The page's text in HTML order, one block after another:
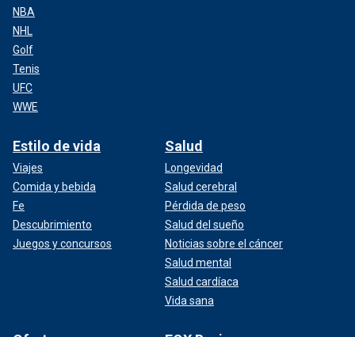
NBA
NHL
Golf
Tenis
UFC
WWE
Estilo de vida
Viajes
Comida y bebida
Fe
Descubrimiento
Juegos y concursos
Salud
Longevidad
Salud cerebral
Pérdida de peso
Salud del sueño
Noticias sobre el cáncer
Salud mental
Salud cardíaca
Vida sana